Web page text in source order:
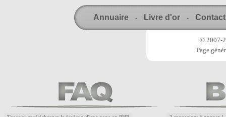
Annuaire - Livre d'or - Contact
© 2007-
Page